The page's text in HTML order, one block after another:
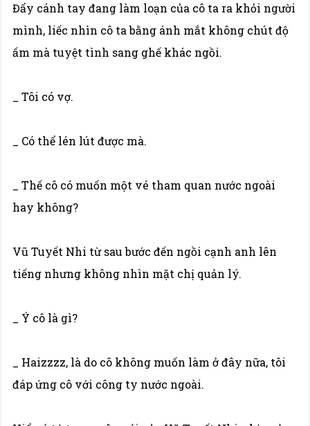
Đẩy cánh tay đang làm loạn của cô ta ra khỏi người
mình, liếc nhìn cô ta bằng ánh mắt không chút độ
ấm mà tuyệt tình sang ghế khác ngồi.
_ Tôi có vợ.
_ Có thể lén lút được mà.
_ Thế cô có muốn một vé tham quan nước ngoài
hay không?
Vũ Tuyết Nhi từ sau bước đến ngồi cạnh anh lên
tiếng nhưng không nhìn mặt chị quản lý.
_ Ý cô là gì?
_ Haizzzz, là do cô không muốn làm ở đây nữa, tôi
đáp ứng cô với công ty nước ngoài.